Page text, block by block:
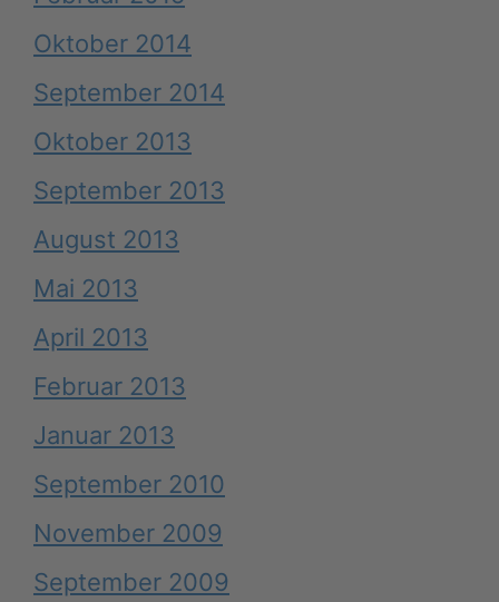
Oktober 2014
September 2014
Oktober 2013
September 2013
August 2013
Mai 2013
April 2013
Februar 2013
Januar 2013
September 2010
November 2009
September 2009